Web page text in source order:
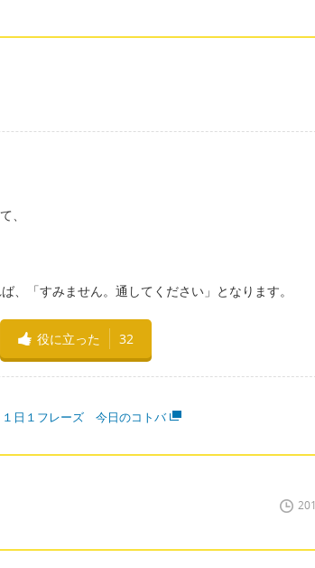
、
「すみません。通してください」となります。
役に立った 32
１日１フレーズ 今日のコトバ